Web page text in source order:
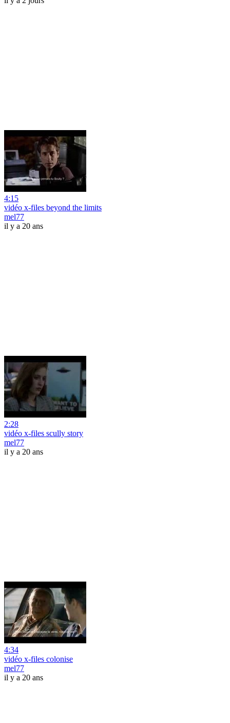
4:15
vidéo x-files beyond the limits
mel77
il y a 20 ans
2:28
vidéo x-files scully story
mel77
il y a 20 ans
4:34
vidéo x-files colonise
mel77
il y a 20 ans